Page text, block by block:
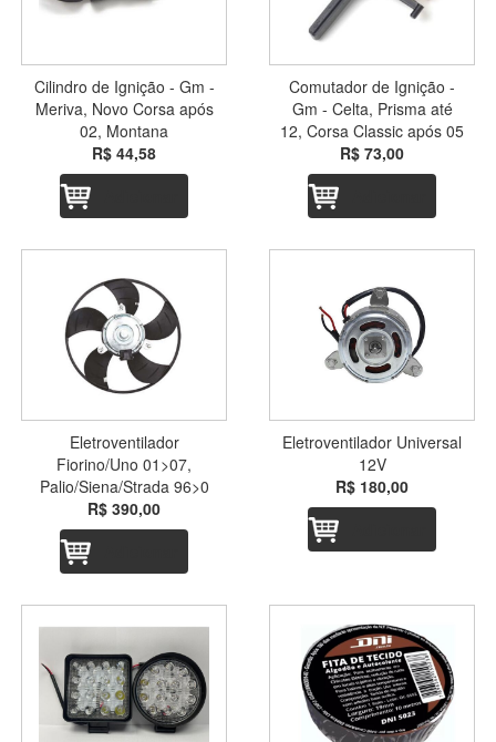
Cilindro de Ignição - Gm -
Meriva, Novo Corsa após
02, Montana
R$ 44,58
Comutador de Ignição -
Gm - Celta, Prisma até
12, Corsa Classic após 05
R$ 73,00
Eletroventilador
Fiorino/Uno 01>07,
Palio/Siena/Strada 96>0
R$ 390,00
Eletroventilador Universal
12V
R$ 180,00